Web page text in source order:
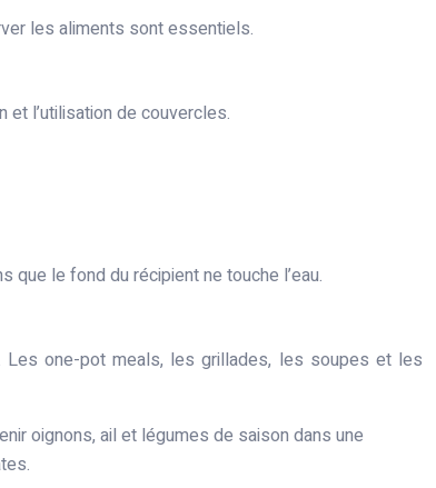
les aliments sont essentiels.
et l’utilisation de couvercles.
que le fond du récipient ne touche l’eau.
one-pot meals, les grillades, les soupes et les
oignons, ail et légumes de saison dans une